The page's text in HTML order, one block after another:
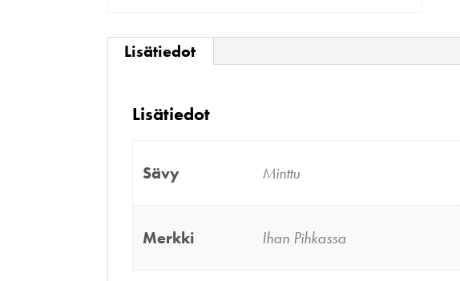
Lisätiedot
Lisätiedot
Sävy Minttu
Merkki Ihan Pihkassa